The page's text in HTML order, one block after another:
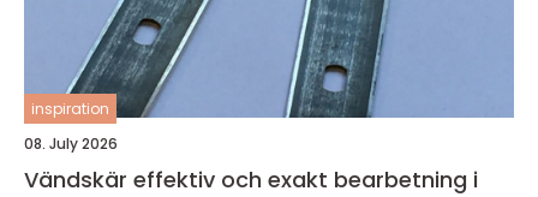
inspiration
08. July 2026
Vändskär effektiv och exakt bearbetning i